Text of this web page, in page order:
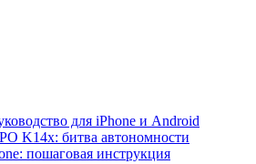
для iPhone и Android
K14x: битва автономности
пошаговая инструкция